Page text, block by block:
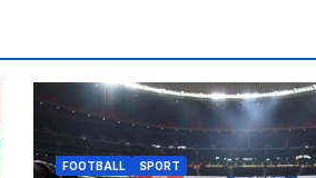
FOOTBALL SPORT